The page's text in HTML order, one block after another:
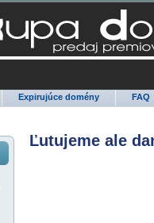
Expirujúce domény FAQ
Ľutujeme ale